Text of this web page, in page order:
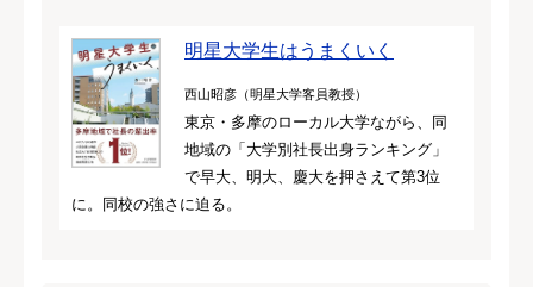
明星大学生はうまくいく
西山昭彦（明星大学客員教授）
東京・多摩のローカル大学ながら、同
地域の「大学別社長出身ランキング」
で早大、明大、慶大を押さえて第3位
に。同校の強さに迫る。